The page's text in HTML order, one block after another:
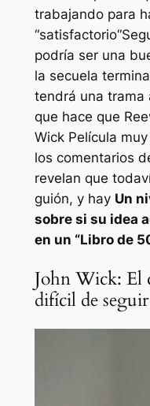
trabajando para
“satisfactorio
podría ser una
la secuela
tendrá una
que hace que
WickPelícula
los comentarios
revelan que
guión, y hay Un
sobre si su idea
en un “Libro de
John Wick: El
difícil de seguir